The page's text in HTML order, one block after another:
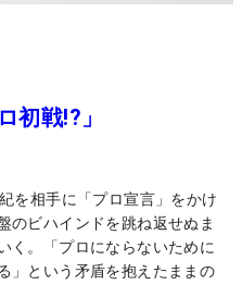
初戦!?」
を相手に「プロ宣言」をかけ
のビハインドを跳ね返せぬま
く。「プロにならないために
」という矛盾を抱えたままの